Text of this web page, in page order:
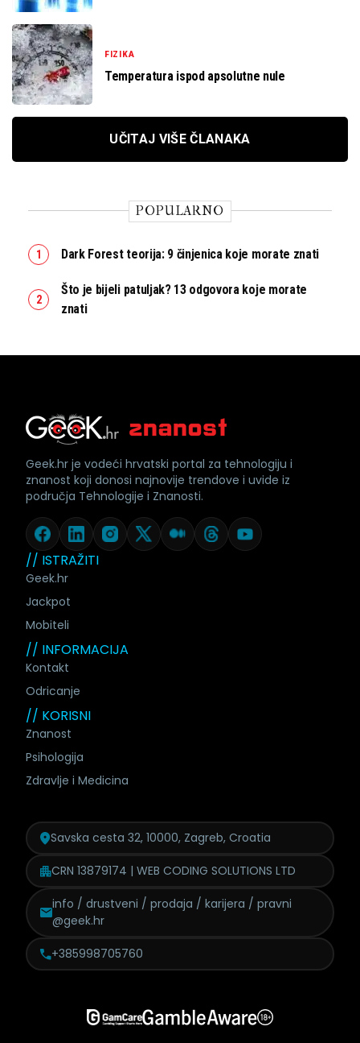
FIZIKA
Temperatura ispod apsolutne nule
UČITAJ VIŠE ČLANAKA
POPULARNO
Dark Forest teorija: 9 činjenica koje morate znati
Što je bijeli patuljak? 13 odgovora koje morate
znati
// ISTRAŽITI
Geek.hr
Jackpot
Mobiteli
// INFORMACIJA
Kontakt
Odricanje
// KORISNI
Znanost
Psihologija
Zdravlje i Medicina
Geek.hr je vodeći hrvatski portal za tehnologiju i
znanost koji donosi najnovije trendove i uvide iz
područja Tehnologije i Znanosti.
Savska cesta 32, 10000, Zagreb, Croatia
CRN 13879174 | WEB CODING SOLUTIONS LTD
info / drustveni / prodaja / karijera / pravni
@geek.hr
+385998705760